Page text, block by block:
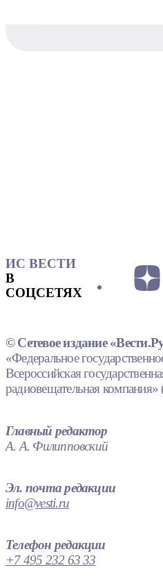
ИС ВЕСТИ
В
СОЦСЕТЯХ
© Сетевое издание
«Федеральное
Всероссийская
радиовещательная
Главный редактор
А. А. Филипповский
Эл. почта редакции
info@vesti.ru
Телефон редакции
+7 495 232 63 33